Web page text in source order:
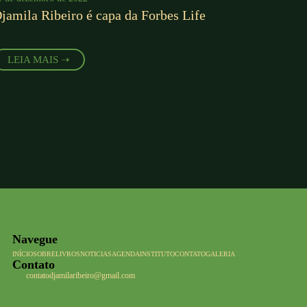
Ribeiro é capa da Forbes Life
LEIA MAIS ➝
Navegue
INÍCIOSOBRELIVROSNOTICIASAGENDAINSTITUTOCONTATOGALERIA
Contato
contatodjamilaribeiro@gmail.com